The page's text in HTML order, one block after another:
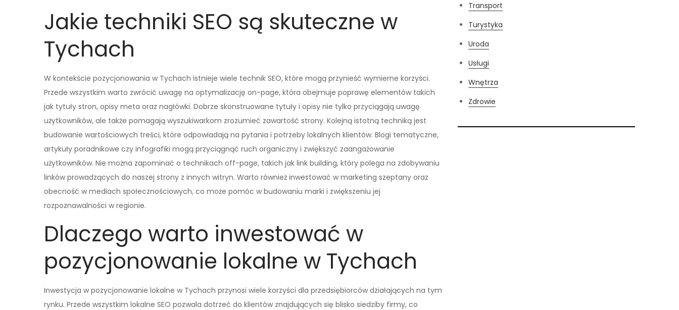
Jakie techniki SEO są skuteczne w
Tychach
W kontekście pozycjonowania w Tychach istnieje wiele technik SEO, które mogą przynieść wymierne korzyści.
Przede wszystkim warto zwrócić uwagę na optymalizację on-page, która obejmuje poprawę elementów takich
jak tytuły stron, opisy meta oraz nagłówki. Dobrze skonstruowane tytuły i opisy nie tylko przyciągają uwagę
użytkowników, ale także pomagają wyszukiwarkom zrozumieć zawartość strony. Kolejną istotną techniką jest
budowanie wartościowych treści, które odpowiadają na pytania i potrzeby lokalnych klientów. Blogi tematyczne,
artykuły poradnikowe czy infografiki mogą przyciągnąć ruch organiczny i zwiększyć zaangażowanie
użytkowników. Nie można zapominać o technikach off-page, takich jak link building, który polega na zdobywaniu
linków prowadzących do naszej strony z innych witryn. Warto również inwestować w marketing szeptany oraz
obecność w mediach społecznościowych, co może pomóc w budowaniu marki i zwiększeniu jej
rozpoznawalności w regionie.
Dlaczego warto inwestować w
pozycjonowanie lokalne w Tychach
Inwestycja w pozycjonowanie lokalne w Tychach przynosi wiele korzyści dla przedsiębiorców działających na tym
rynku. Przede wszystkim lokalne SEO pozwala dotrzeć do klientów znajdujących się blisko siedziby firmy, co
Transport
Turystyka
Uroda
Usługi
Wnętrza
Zdrowie